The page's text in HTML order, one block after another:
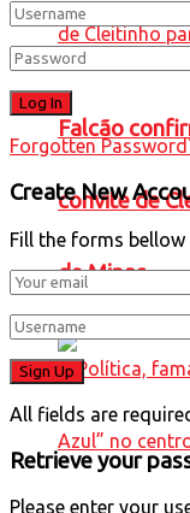
Falcão
convite de
de Minas
Forgotten
Create New
Fill the forms
All fields are
Retrieve your
Please enter your